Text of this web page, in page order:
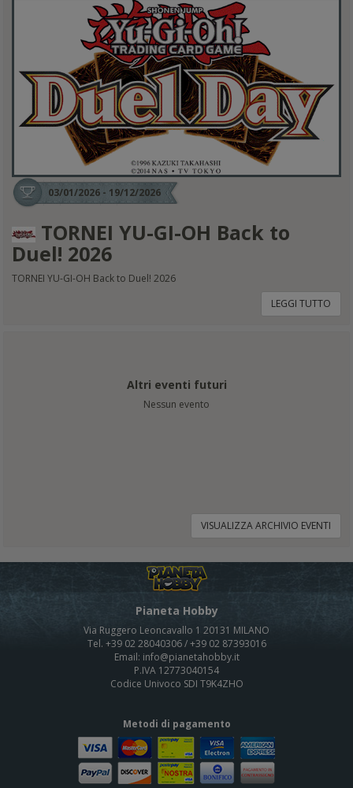
03/01/2026 - 19/12/2026
TORNEI YU-GI-OH Back to
Duel! 2026
TORNEI YU-GI-OH Back to Duel! 2026
LEGGI TUTTO
Altri eventi futuri
Nessun evento
VISUALIZZA ARCHIVIO EVENTI
Pianeta Hobby
Via Ruggero Leoncavallo 1 20131 MILANO
Tel. +39 02 28040306 / +39 02 87393016
Email: info@pianetahobby.it
P.IVA 12773040154
Codice Univoco SDI T9K4ZHO
Metodi di pagamento